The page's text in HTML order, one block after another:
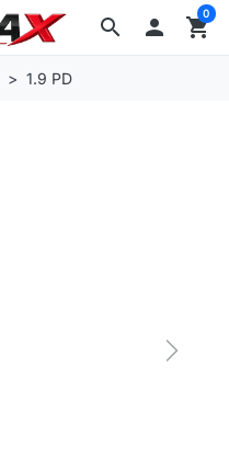
search  shopping_cart
0
1.9 PD
Next